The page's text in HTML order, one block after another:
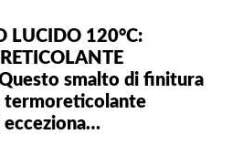
LUCIDO 120°C:
Questo smalto di finitura
termoreticolante